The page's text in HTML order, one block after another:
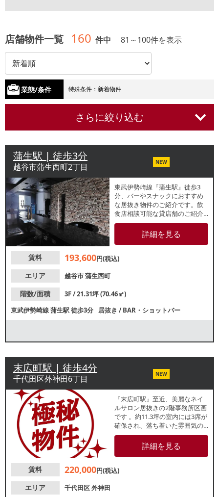
店舗物件一覧 160 件中 81 ～100件を表示
業態/条件 特殊条件：新着物件
さらに絞り込む
蒲生駅 | 徒歩3分
越谷市蒲生西町2丁目 NEW
東武伊勢崎線『蒲生駅』徒歩3
分、バーやスナックにおすすめ
な居抜き物件のご紹介です。飲
食店相談可能な貸店舗のご紹介
です。カウンター席・ソファー
席のレイアウト！造作代無償の
ため、類似業態ご希望の方は初
す。諸条件等、お気軽にお問合
詳細を見る
賃料 193,600円(税込)
エリア
越谷市蒲生西町
階数/面積
3F / 21.31坪 (70.46㎡)
東武伊勢崎線蒲生駅徒歩3分 居抜き /BAR・ショットバー
末広町駅 | 徒歩4分
千代田区外神田6丁目 NEW
『末広町駅』至近、美麗なネイ
ルサロン居抜きの2階事務所区画
です 。約11.3坪の室内には3席が
確保され、落ち着いた雰囲気の
上質空間は個人開業や予約制サ
ービス業、オフィス利用に最適
です 。普通借2年、保証金3ヶ
可） 。内見は随時対応、平面図
詳細を見る
賃料 220,000円(税込)
エリア
千代田区外神田